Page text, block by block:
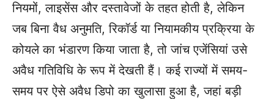
नियमों, लाइसेंस और दस्तावेजों के तहत होती है, लेकिन
जब बिना वैध अनुमति, रिकॉर्ड या नियामकीय प्रक्रिया के
कोयले का भंडारण किया जाता है, तो जांच एजेंसियां उसे
अवैध गतिविधि के रूप में देखती हैं। कई राज्यों में समय-
समय पर ऐसे अवैध डिपो का खुलासा हुआ है, जहां बड़ी